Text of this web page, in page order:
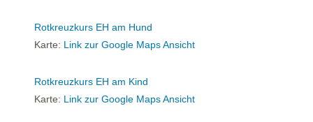
Rotkreuzkurs EH am Hund
Karte: Link zur Google Maps Ansicht
Rotkreuzkurs EH am Kind
Karte: Link zur Google Maps Ansicht